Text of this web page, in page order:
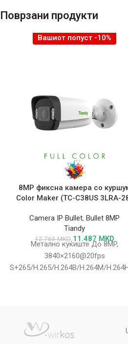
Поврзани продукти
Вашиот попуст -10%
8MP фиксна камера со
Color Maker (TC-C38US 3LRA-
Camera IP Bullet, Bullet 8MP
Tiandy
12.763MKD 11.487 MKD
Метално куќиште До 8MP,
3840×2160@20fps
S+265/H.265/H.264B/H.264M/